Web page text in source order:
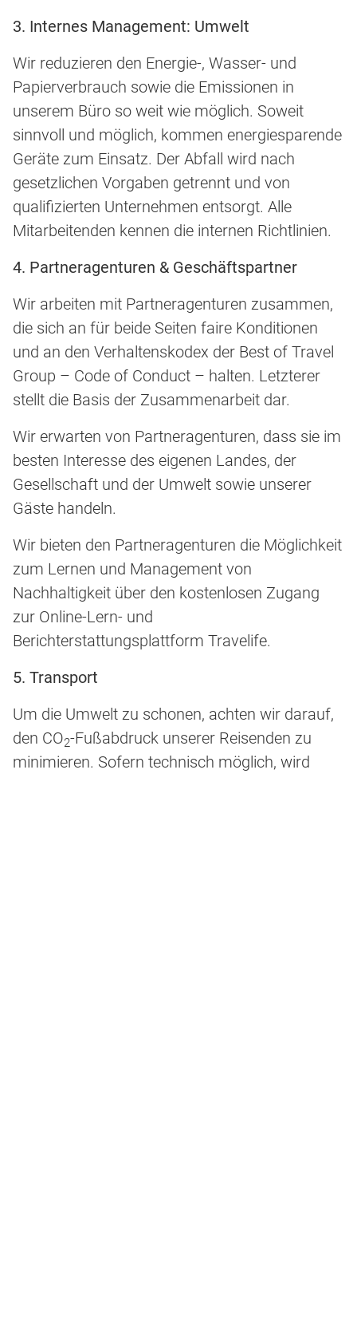
3. Internes Management: Umwelt
Wir reduzieren den Energie-, Wasser- und
Papierverbrauch sowie die Emissionen in
unserem Büro so weit wie möglich. Soweit
sinnvoll und möglich, kommen energiesparende
Geräte zum Einsatz. Der Abfall wird nach
gesetzlichen Vorgaben getrennt und von
qualifizierten Unternehmen entsorgt. Alle
Mitarbeitenden kennen die internen Richtlinien.
4. Partneragenturen & Geschäftspartner
Wir arbeiten mit Partneragenturen zusammen,
die sich an für beide Seiten faire Konditionen
und an den Verhaltenskodex der Best of Travel
Group – Code of Conduct – halten. Letzterer
stellt die Basis der Zusammenarbeit dar.
Wir erwarten von Partneragenturen, dass sie im
besten Interesse des eigenen Landes, der
Gesellschaft und der Umwelt sowie unserer
Gäste handeln.
Wir bieten den Partneragenturen die Möglichkeit
zum Lernen und Management von
Nachhaltigkeit über den kostenlosen Zugang
zur Online-Lern- und
Berichterstattungsplattform Travelife.
5. Transport
Um die Umwelt zu schonen, achten wir darauf,
den CO2-Fußabdruck unserer Reisenden zu
minimieren. Sofern technisch möglich, wird